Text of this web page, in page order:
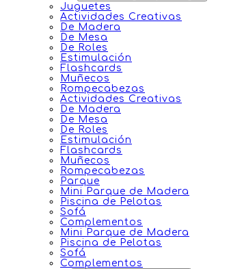
Juguetes
Actividades Creativas
De Madera
De Mesa
De Roles
Estimulación
Flashcards
Muñecos
Rompecabezas
Actividades Creativas
De Madera
De Mesa
De Roles
Estimulación
Flashcards
Muñecos
Rompecabezas
Parque
Mini Parque de Madera
Piscina de Pelotas
Sofá
Complementos
Mini Parque de Madera
Piscina de Pelotas
Sofá
Complementos